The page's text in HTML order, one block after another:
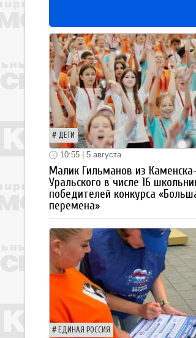
ДЕТИ
10:55 | 5 августа
Малик Гильманов из
Уральского в числе 16
победителей конкурса
перемена»
ЕДИНАЯ РОССИЯ